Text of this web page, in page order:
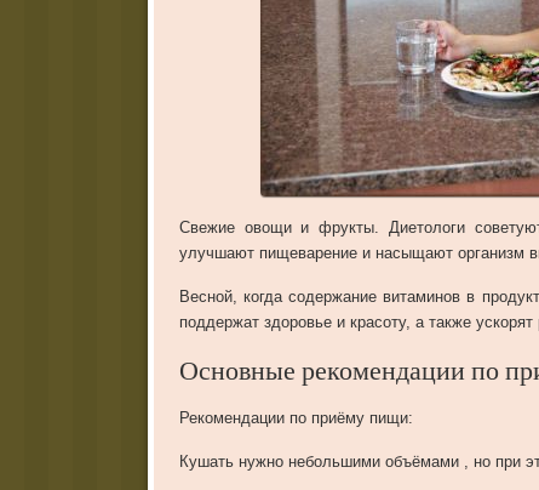
Свежие овощи и фрукты. Диетологи
улучшают пищеварение и насыщают организм
Весной, когда содержание витаминов в
поддержат здоровье и красоту, а также
Основные рекомендации по
Рекомендации по приёму пищи:
Кушать нужно небольшими объёмами , но при